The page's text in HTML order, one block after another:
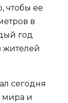
чтобы ее
в
год
жителей
сегодня
мира и